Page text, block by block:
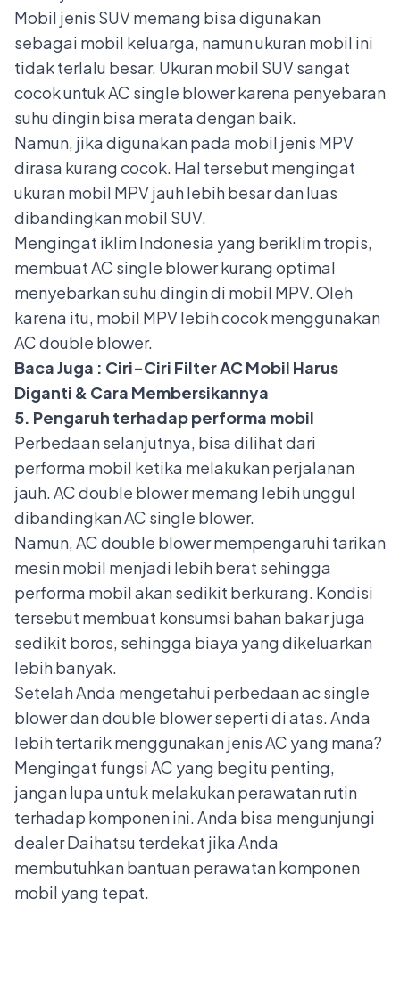
Mobil jenis SUV memang bisa digunakan
sebagai mobil keluarga, namun ukuran mobil ini
tidak terlalu besar. Ukuran mobil SUV sangat
cocok untuk AC single blower karena penyebaran
suhu dingin bisa merata dengan baik.
Namun, jika digunakan pada mobil jenis MPV
dirasa kurang cocok. Hal tersebut mengingat
ukuran mobil MPV jauh lebih besar dan luas
dibandingkan mobil SUV.
Mengingat iklim Indonesia yang beriklim tropis,
membuat AC single blower kurang optimal
menyebarkan suhu dingin di mobil MPV. Oleh
karena itu, mobil MPV lebih cocok menggunakan
AC double blower.
Baca Juga : Ciri-Ciri Filter AC Mobil Harus
Diganti & Cara Membersikannya
5. Pengaruh terhadap performa mobil
Perbedaan selanjutnya, bisa dilihat dari
performa mobil ketika melakukan perjalanan
jauh. AC double blower memang lebih unggul
dibandingkan AC single blower.
Namun, AC double blower mempengaruhi tarikan
mesin mobil menjadi lebih berat sehingga
performa mobil akan sedikit berkurang. Kondisi
tersebut membuat konsumsi bahan bakar juga
sedikit boros, sehingga biaya yang dikeluarkan
lebih banyak.
Setelah Anda mengetahui perbedaan ac single
blower dan double blower seperti di atas. Anda
lebih tertarik menggunakan jenis AC yang mana?
Mengingat fungsi AC yang begitu penting,
jangan lupa untuk melakukan perawatan rutin
terhadap komponen ini. Anda bisa mengunjungi
dealer Daihatsu terdekat jika Anda
membutuhkan bantuan perawatan komponen
mobil yang tepat.